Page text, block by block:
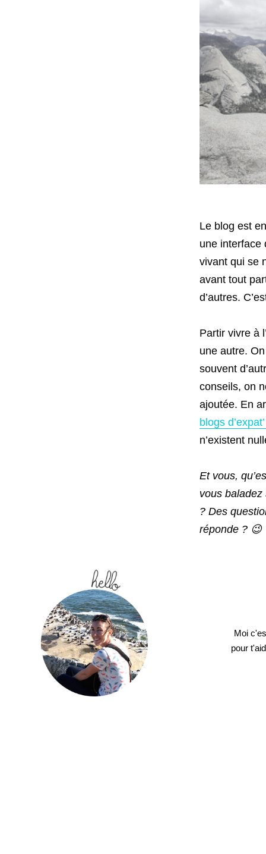
Le blog est
une interface
vivant qui se
avant tout
d’autres.
Partir vivre à
une autre.
souvent
conseils, on
ajoutée. En
blogs
n’existent
Et vous,
vous baladez
? Des
réponde ? 😉
Moi
pour